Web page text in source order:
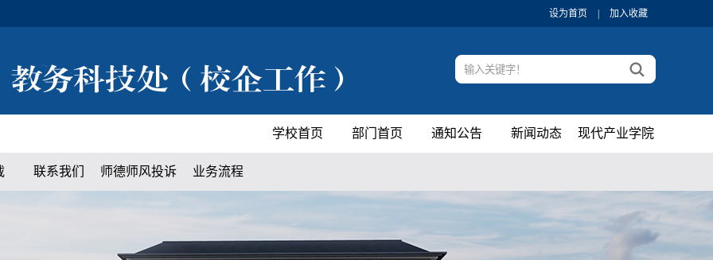
设为首页 加入收藏
学校首页 部门首页 通知公告 新闻动态 现代产业学院
联系我们 师德师风投诉 业务流程